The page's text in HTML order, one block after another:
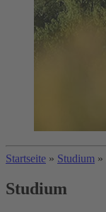
Startseite » Studium »
Studium